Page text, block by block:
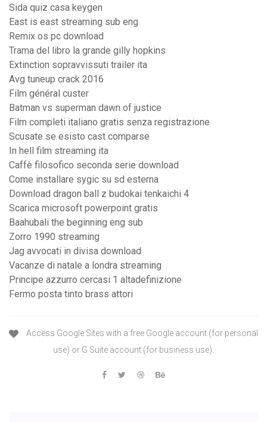
Sida quiz casa keygen
East is east streaming sub eng
Remix os pc download
Trama del libro la grande gilly hopkins
Extinction sopravvissuti trailer ita
Avg tuneup crack 2016
Film général custer
Batman vs superman dawn of justice
Film completi italiano gratis senza registrazione
Scusate se esisto cast comparse
In hell film streaming ita
Caffè filosofico seconda serie download
Come installare sygic su sd esterna
Download dragon ball z budokai tenkaichi 4
Scarica microsoft powerpoint gratis
Baahubali the beginning eng sub
Zorro 1990 streaming
Jag avvocati in divisa download
Vacanze di natale a londra streaming
Principe azzurro cercasi 1 altadefinizione
Fermo posta tinto brass attori
Access Google Sites with a free Google account (for personal
use) or G Suite account (for business use).